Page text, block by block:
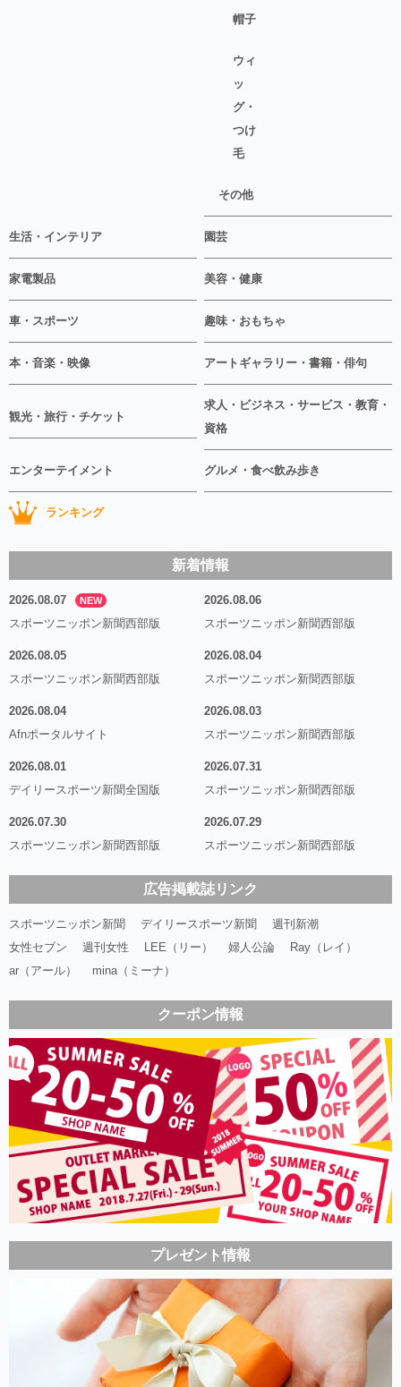
帽子
ウィ
ッ
グ・
つけ
毛
その他
生活・インテリア 園芸
家電製品 美容・健康
車・スポーツ 趣味・おもちゃ
本・音楽・映像 アートギャラリー・書籍・俳句
観光・旅行・チケット
求人・ビジネス・サービス・教育・
資格
エンターテイメント グルメ・食べ飲み歩き
ランキング
新着情報
2026.08.07 NEW
スポーツニッポン新聞西部版
2026.08.06
スポーツニッポン新聞西部版
2026.08.05
スポーツニッポン新聞西部版
2026.08.04
スポーツニッポン新聞西部版
2026.08.04
Afnポータルサイト
2026.08.03
スポーツニッポン新聞西部版
2026.08.01
デイリースポーツ新聞全国版
2026.07.31
スポーツニッポン新聞西部版
2026.07.30
スポーツニッポン新聞西部版
2026.07.29
スポーツニッポン新聞西部版
広告掲載誌リンク
スポーツニッポン新聞 デイリースポーツ新聞
週刊新潮
女性セブン
週刊女性 LEE（リー） 婦人公論
Ray（レイ）
ar（アール）
mina（ミーナ）
クーポン情報
プレゼント情報